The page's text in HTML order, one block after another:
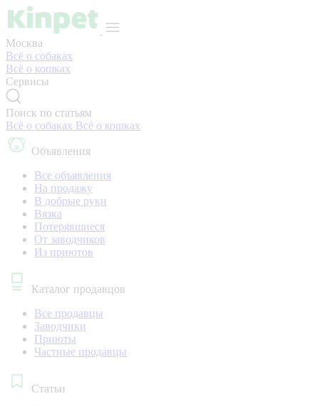
Москва
Всё о собаках
Всё о кошках
Сервисы
Поиск по статьям
Всё о собаках Всё о кошках
Объявления
Все объявления
На продажу
В добрые руки
Вязка
Потерявшиеся
От заводчиков
Из приютов
Каталог продавцов
Все продавцы
Заводчики
Приюты
Частные продавцы
Статьи